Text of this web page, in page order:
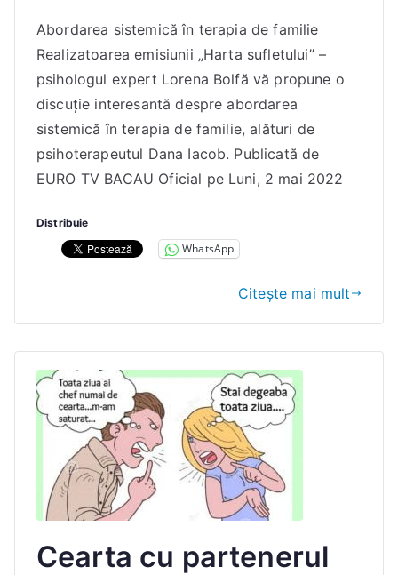
o
b
D
a
E
l
Abordarea sistemică în terapia de familie
Realizatoarea emisiunii „Harta sufletului” –
psihologul expert Lorena Bolfă vă propune o
discuție interesantă despre abordarea
sistemică în terapia de familie, alături de
psihoterapeutul Dana Iacob. Publicată de
EURO TV BACAU Oficial pe Luni, 2 mai 2022
Distribuie
WhatsApp
Citește mai mult
Cearta cu partenerul